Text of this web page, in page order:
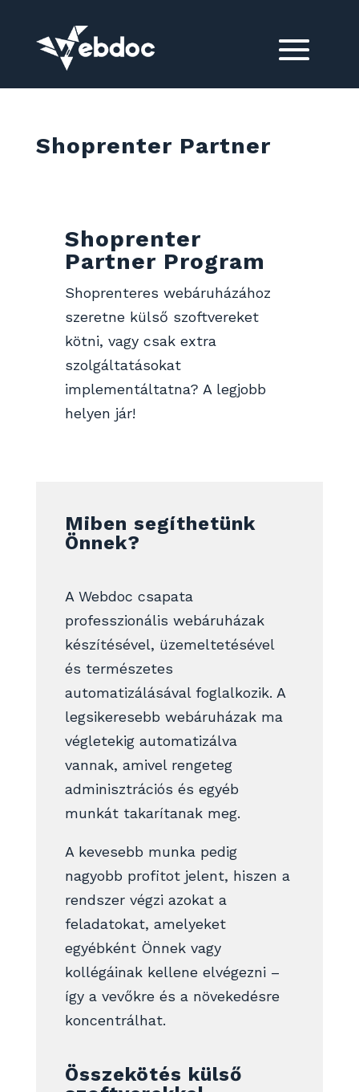
Shoprenter Partner
Shoprenter
Partner Program
Shoprenteres webáruházához
szeretne külső szoftvereket
kötni, vagy csak extra
szolgáltatásokat
implementáltatna? A legjobb
helyen jár!
Miben segíthetünk
Önnek?
A Webdoc csapata
professzionális webáruházak
készítésével, üzemeltetésével
és természetes
automatizálásával foglalkozik. A
legsikeresebb webáruházak ma
végletekig automatizálva
vannak, amivel rengeteg
adminisztrációs és egyéb
munkát takarítanak meg.
A kevesebb munka pedig
nagyobb profitot jelent, hiszen a
rendszer végzi azokat a
feladatokat, amelyeket
egyébként Önnek vagy
kollégáinak kellene elvégezni –
így a vevőkre és a növekedésre
koncentrálhat.
Összekötés külső